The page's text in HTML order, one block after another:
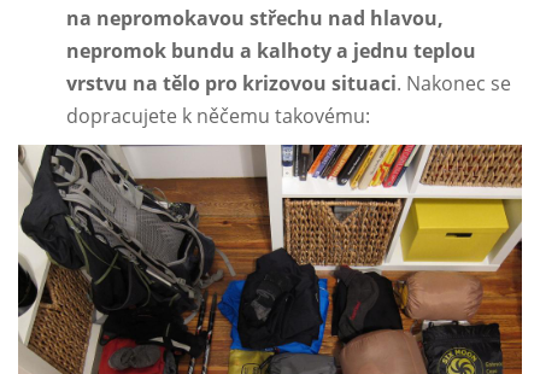
na nepromokavou střechu nad hlavou,
nepromok bundu a kalhoty a jednu teplou
vrstvu na tělo pro krizovou situaci. Nakonec se
dopracujete k něčemu takovému: